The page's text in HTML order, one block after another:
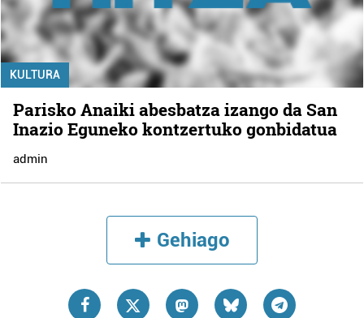
KULTURA
Parisko Anaiki abesbatza izango da San
Inazio Eguneko kontzertuko gonbidatua
admin
Gehiago